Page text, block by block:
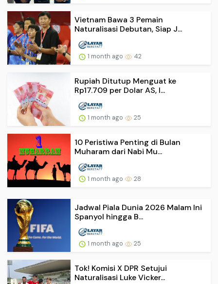
Vietnam Bawa 3 Pemain
Naturalisasi Debutan, Siap J...
1 month ago 42
Rupiah Ditutup Menguat ke
Rp17.709 per Dolar AS, I...
1 month ago 25
10 Peristiwa Penting di Bulan
Muharam dari Nabi Mu...
1 month ago 28
Jadwal Piala Dunia 2026 Malam Ini
Spanyol hingga B...
1 month ago 25
Tok! Komisi X DPR Setujui
Naturalisasi Luke Vicker...